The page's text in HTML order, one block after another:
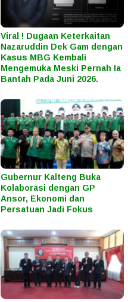
Viral ! Dugaan Keterkaitan
Nazaruddin Dek Gam dengan
Kasus MBG Kembali
Mengemuka Meski Pernah Ia
Bantah Pada Juni 2026.
Gubernur Kalteng Buka
Kolaborasi dengan GP
Ansor, Ekonomi dan
Persatuan Jadi Fokus